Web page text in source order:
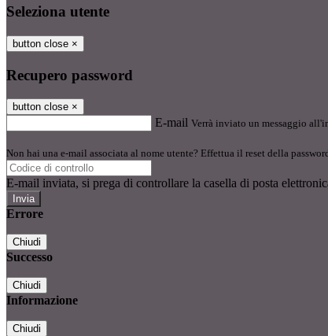
Seleziona utente
button close ×
Recupero password
button close ×
E-mail Verrà inviato un messaggio
Non hai una e-mail associata al nome utente? Effettua il reset della
E-mail inviata, si prega di controllare la casella di posta
Errore
Chiudi
Successo
Chiudi
Informazione
Chiudi